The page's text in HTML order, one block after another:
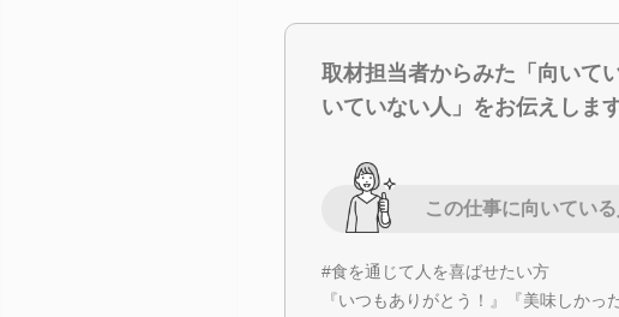
取材担当者からみた「向いて
いていない人」をお伝えしま
この仕事に向いている
#食を通じて人を喜ばせたい方
『いつもありがとう！』『美味しかっ